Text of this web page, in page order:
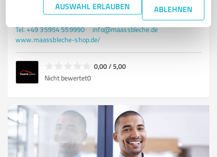
AUSWAHL ERLAUBEN ABLEHNEN
Dresdener Straße 27, 01909 Großharthau
Tel. +49 35954 559990
info@maassbleche.de
www.maassbleche-shop.de/
0,00 / 5,00
Nicht bewertet0